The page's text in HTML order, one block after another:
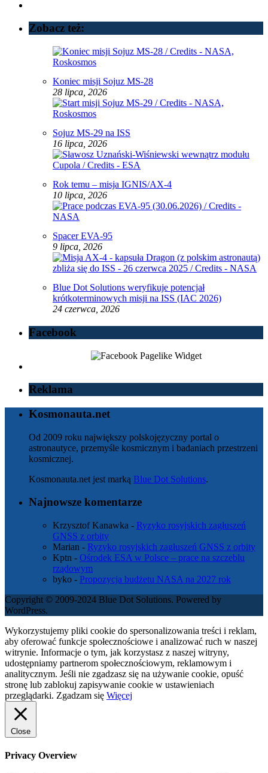
Zobacz też:
Koniec misji Sojuz MS-28
28 lipca, 2026
Sojuz MS-29 na ISS
16 lipca, 2026
Rok temu – misja IGNIS/AX-4
10 lipca, 2026
Spacer EVA-95
9 lipca, 2026
Blue Dot Solutions weryfikuje potencjał
krótkoterminowych misji na ISS (IAC 2026)
24 czerwca, 2026
Facebook
Reklama
Kosmonauta.net
Od 2009 roku największy polskojęzyczny portal o
astronautyce, przemyśle kosmicznym i badaniach przestrzeni
kosmicznej.
Kosmonauta.net jest marką Blue Dot Solutions.
Najnowsze komentarze
Krzysztof Kanawka - Ryzyko rosyjskich zagłuszeń
GNSS z orbity
Marian - Ryzyko rosyjskich zagłuszeń GNSS z orbity
Kptn - Ośrodek ESA w Polsce – prace na szczeblu
rządowym
byko - Propozycja budżetu NASA na 2027 rok
Copyright © 2009-2024 Blue Dot Solutions. Powered by
WordPress.
Wykorzystujemy pliki cookie do spersonalizowania treści i reklam,
aby oferować funkcje społecznościowe i analizować ruch w naszej
witrynie. Informacje o tym, jak korzystasz z naszej witryny,
udostępniamy partnerom społecznościowym, reklamowym i
analitycznym. Jeśli nie zgadzasz się na używanie cookie, opuść
stronę lub zablokuj zapisywanie cookie w ustawieniach
przeglądarki. Zgadzam się Więcej
Close
Privacy Overview